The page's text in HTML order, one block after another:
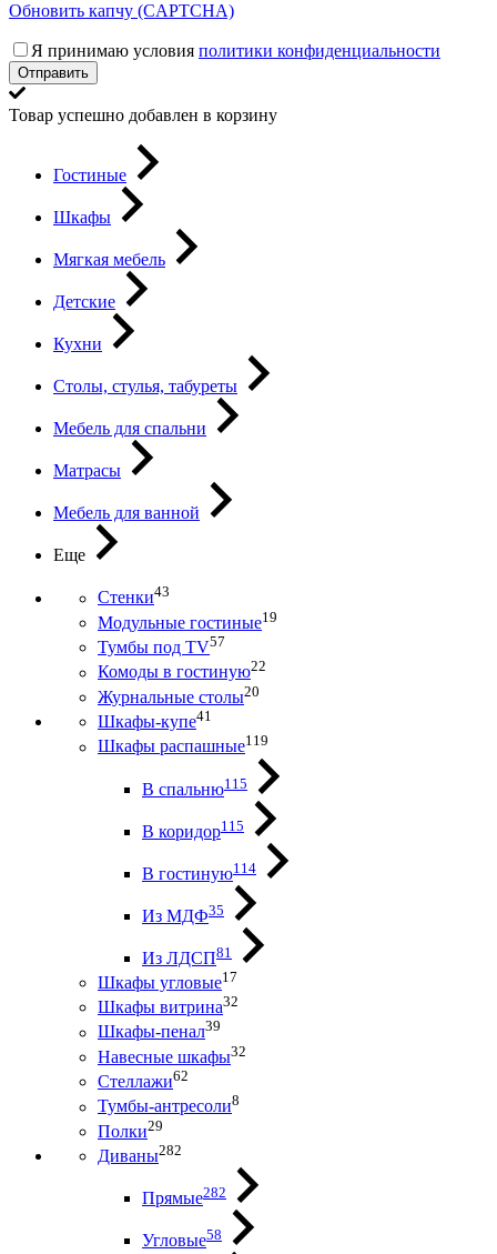
Обновить капчу (CAPTCHA)
Я принимаю условия политики конфиденциальности
Отправить
Товар успешно добавлен в корзину
Гостиные
Шкафы
Мягкая мебель
Детские
Кухни
Столы, стулья, табуреты
Мебель для спальни
Матрасы
Мебель для ванной
Еще
Стенки43
Модульные гостиные19
Тумбы под ТV57
Комоды в гостиную22
Журнальные столы20
Шкафы-купе41
Шкафы распашные119
В спальню115
В коридор115
В гостиную114
Из МДФ35
Из ЛДСП81
Шкафы угловые17
Шкафы витрина32
Шкафы-пенал39
Навесные шкафы32
Стеллажи62
Тумбы-антресоли8
Полки29
Диваны282
Прямые282
Угловые58